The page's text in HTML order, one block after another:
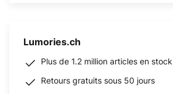
Lumories.ch
Plus de 1.2 million articles en stock
Retours gratuits sous 50 jours